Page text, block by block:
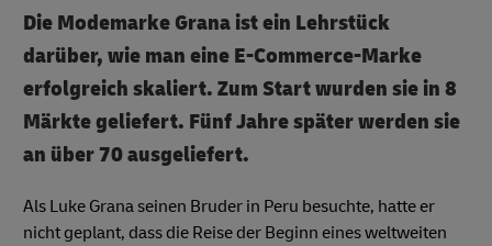
Die Modemarke Grana ist ein Lehrstück
darüber, wie man eine E-Commerce-Marke
erfolgreich skaliert. Zum Start wurden sie in 8
Märkte geliefert. Fünf Jahre später werden sie
an über 70 ausgeliefert.
Als Luke Grana seinen Bruder in Peru besuchte, hatte er
nicht geplant, dass die Reise der Beginn eines weltweiten